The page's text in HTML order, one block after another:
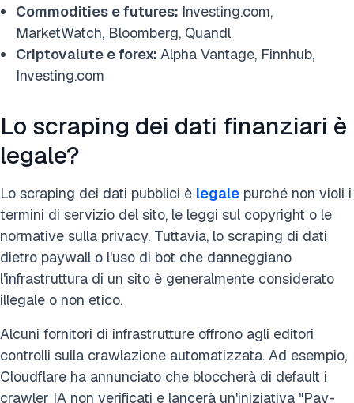
Commodities e futures: Investing.com,
MarketWatch, Bloomberg, Quandl
Criptovalute e forex: Alpha Vantage, Finnhub,
Investing.com
Lo scraping dei dati finanziari è
legale?
Lo scraping dei dati pubblici è legale purché non violi i
termini di servizio del sito, le leggi sul copyright o le
normative sulla privacy. Tuttavia, lo scraping di dati
dietro paywall o l'uso di bot che danneggiano
l'infrastruttura di un sito è generalmente considerato
illegale o non etico.
Alcuni fornitori di infrastrutture offrono agli editori
controlli sulla crawlazione automatizzata. Ad esempio,
Cloudflare ha annunciato che bloccherà di default i
crawler IA non verificati e lancerà un'iniziativa "Pay-